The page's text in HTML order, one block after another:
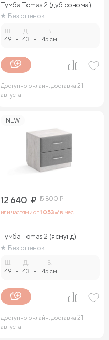
Тумба Tomas 2 (дуб сонома)
Без оценок
49 -
Д.
43 -
В.
45 см.
Доступно онлайн, доставка 21
августа
NEW
12 640 ₽ 15 800₽
или частями от1 053₽ в мес.
Тумба Tomas 2 (ясмунд)
Без оценок
49 -
Д.
43 -
В.
45 см.
Доступно онлайн, доставка 21
августа